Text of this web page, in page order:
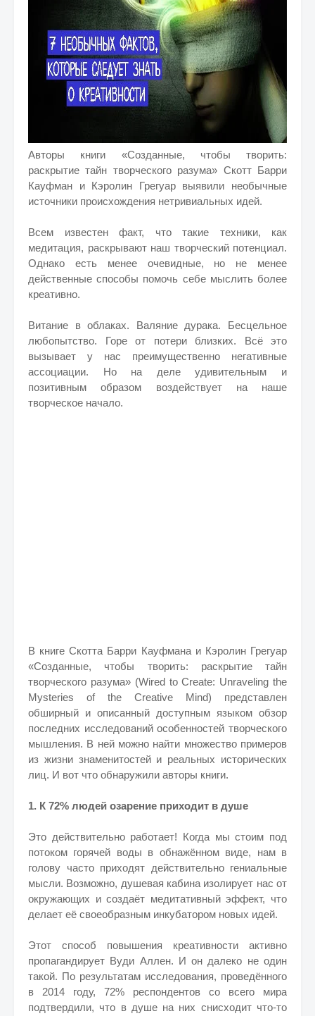
Авторы книги «Созданные, чтобы творить:
раскрытие тайн творческого разума» Скотт Барри
Кауфман и Кэролин Грегуар выявили необычные
источники происхождения нетривиальных идей.
Всем известен факт, что такие техники, как
медитация, раскрывают наш творческий потенциал.
Однако есть менее очевидные, но не менее
действенные способы помочь себе мыслить более
креативно.
Витание в облаках. Валяние дурака. Бесцельное
любопытство. Горе от потери близких. Всё это
вызывает у нас преимущественно негативные
ассоциации. Но на деле удивительным и
позитивным образом воздействует на наше
творческое начало.
В книге Скотта Барри Кауфмана и Кэролин Грегуар
«Созданные, чтобы творить: раскрытие тайн
творческого разума» (Wired to Create: Unraveling the
Mysteries of the Creative Mind) представлен
обширный и описанный доступным языком обзор
последних исследований особенностей творческого
мышления. В ней можно найти множество примеров
из жизни знаменитостей и реальных исторических
лиц. И вот что обнаружили авторы книги.
1. К 72% людей озарение приходит в душе
Это действительно работает! Когда мы стоим под
потоком горячей воды в обнажённом виде, нам в
голову часто приходят действительно гениальные
мысли. Возможно, душевая кабина изолирует нас от
окружающих и создаёт медитативный эффект, что
делает её своеобразным инкубатором новых идей.
Этот способ повышения креативности активно
пропагандирует Вуди Аллен. И он далеко не один
такой. По результатам исследования, проведённого
в 2014 году, 72% респондентов со всего мира
подтвердили, что в душе на них снисходит что-то